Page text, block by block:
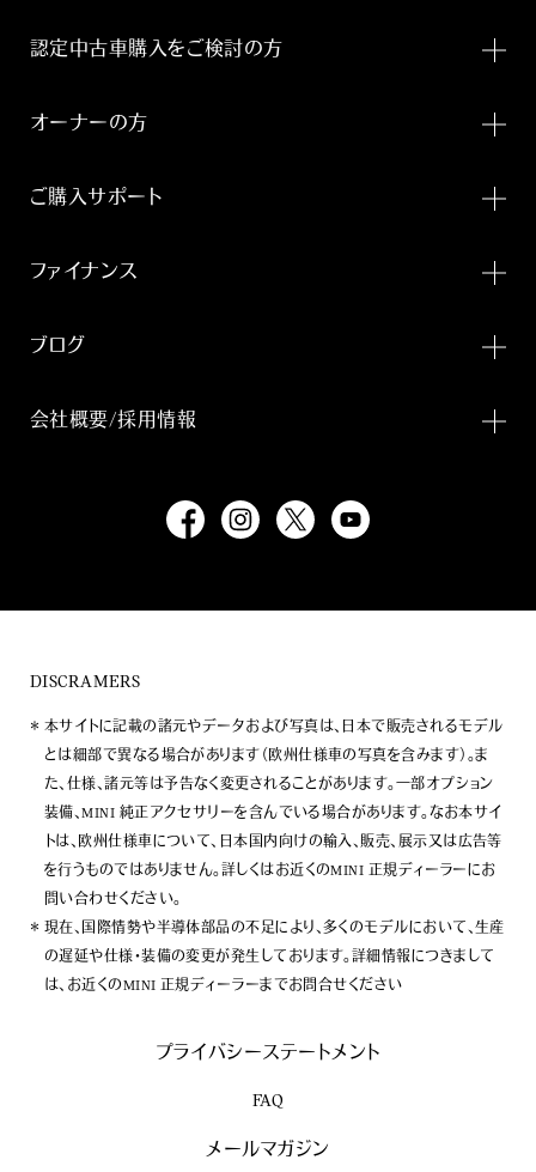
認定中古車購入をご検討の方
オーナーの方
ご購入サポート
ファイナンス
ブログ
会社概要/採用情報
DISCRAMERS
本サイトに記載の諸元やデータおよび写真は、日本で販売されるモデル
とは細部で異なる場合があります（欧州仕様車の写真を含みます）。ま
た、仕様、諸元等は予告なく変更されることがあります。一部オプション
装備、MINI 純正アクセサリーを含んでいる場合があります。なお本サイ
トは、欧州仕様車について、日本国内向けの輸入、販売、展示又は広告等
を行うものではありません。詳しくはお近くのMINI 正規ディーラーにお
問い合わせください。
現在、国際情勢や半導体部品の不足により、多くのモデルにおいて、生産
の遅延や仕様・装備の変更が発生しております。詳細情報につきまして
は、お近くのMINI 正規ディーラーまでお問合せください
プライバシーステートメント
FAQ
メールマガジン